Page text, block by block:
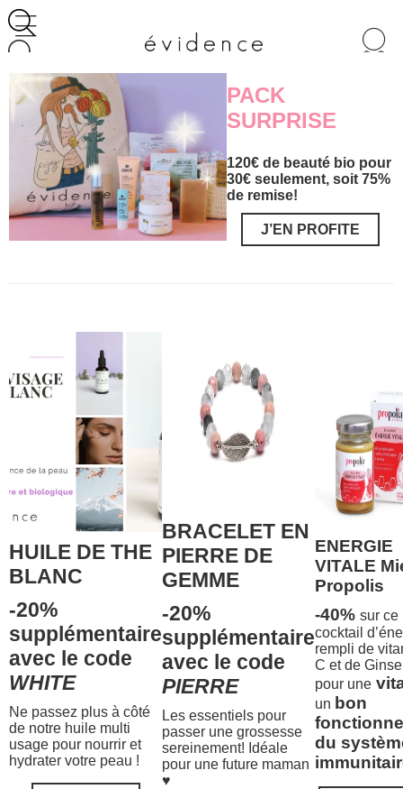
produits
PACK
SURPRISE
120€ de beauté bio pour
30€ seulement, soit 75%
de remise!
J’EN PROFITE
HUILE DE THE
BLANC
-20%
supplémentaire
avec le code
WHITE
Ne passez plus à côté
de notre huile multi
usage pour nourrir et
hydrater votre peau !
BRACELET EN
PIERRE DE
GEMME
-20%
supplémentaire
avec le code
PIERRE
Les essentiels pour
passer une grossesse
sereinement! Idéale
pour une future maman
♥
ENERGIE
VITALE
Propolis
-40% sur ce
cocktail
rempli de
C et de
pour une
un bon
du